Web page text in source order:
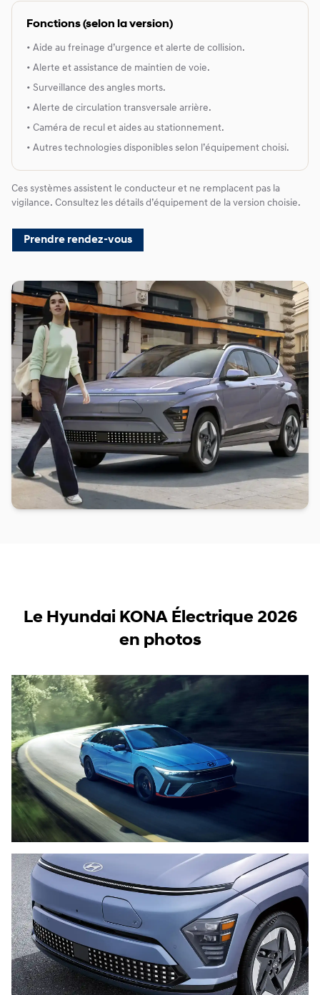
Fonctions (selon la version)
• Aide au freinage d’urgence et alerte de collision.
• Alerte et assistance de maintien de voie.
• Surveillance des angles morts.
• Alerte de circulation transversale arrière.
• Caméra de recul et aides au stationnement.
• Autres technologies disponibles selon l’équipement choisi.
Ces systèmes assistent le conducteur et ne remplacent pas la
vigilance. Consultez les détails d’équipement de la version choisie.
Prendre rendez-vous
Le Hyundai KONA Électrique 2026
en photos